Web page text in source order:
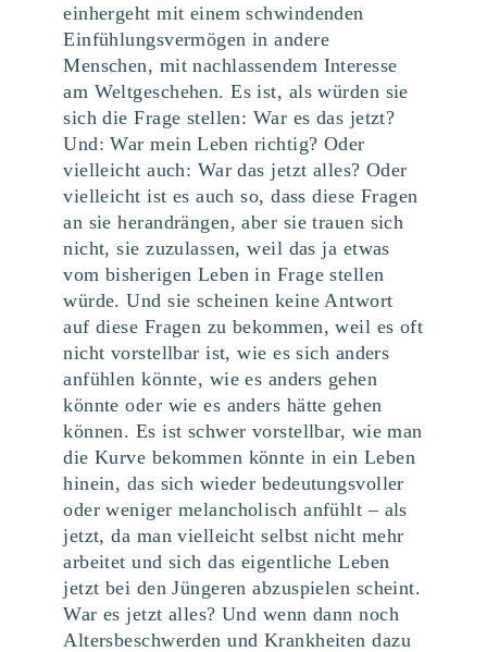
einhergeht mit einem schwindenden
Einfühlungsvermögen in andere
Menschen, mit nachlassendem Interesse
am Weltgeschehen. Es ist, als würden sie
sich die Frage stellen: War es das jetzt?
Und: War mein Leben richtig? Oder
vielleicht auch: War das jetzt alles? Oder
vielleicht ist es auch so, dass diese Fragen
an sie herandrängen, aber sie trauen sich
nicht, sie zuzulassen, weil das ja etwas
vom bisherigen Leben in Frage stellen
würde. Und sie scheinen keine Antwort
auf diese Fragen zu bekommen, weil es oft
nicht vorstellbar ist, wie es sich anders
anfühlen könnte, wie es anders gehen
könnte oder wie es anders hätte gehen
können. Es ist schwer vorstellbar, wie man
die Kurve bekommen könnte in ein Leben
hinein, das sich wieder bedeutungsvoller
oder weniger melancholisch anfühlt – als
jetzt, da man vielleicht selbst nicht mehr
arbeitet und sich das eigentliche Leben
jetzt bei den Jüngeren abzuspielen scheint.
War es jetzt alles? Und wenn dann noch
Altersbeschwerden und Krankheiten dazu